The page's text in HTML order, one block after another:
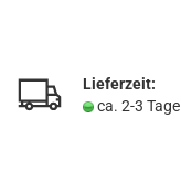
Lieferzeit:
ca. 2-3 Tage